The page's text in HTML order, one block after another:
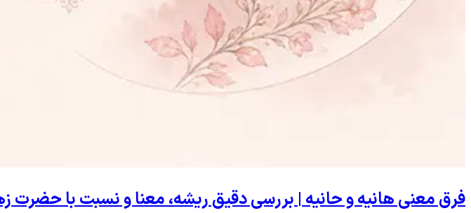
فرق معنی هانیه و حانیه | بررسی دقیق ریشه، معنا و نسبت با